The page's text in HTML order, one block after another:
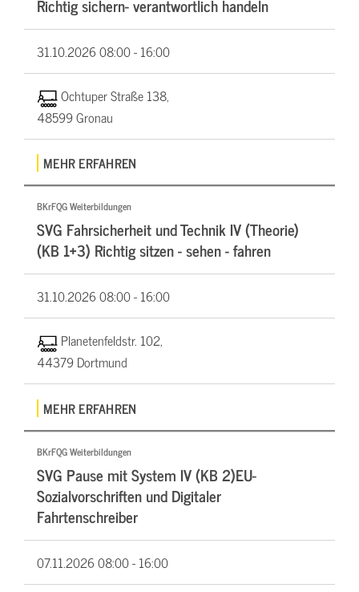
Richtig sichern- verantwortlich handeln
31.10.202608:00 - 16:00
Ochtuper Straße 138,
48599 Gronau
MEHR ERFAHREN
BKrFQG Weiterbildungen
SVG Fahrsicherheit und Technik IV (Theorie)
(KB 1+3) Richtig sitzen - sehen - fahren
31.10.202608:00 - 16:00
Planetenfeldstr. 102,
44379 Dortmund
MEHR ERFAHREN
BKrFQG Weiterbildungen
SVG Pause mit System IV (KB 2)EU-
Sozialvorschriften und Digitaler
Fahrtenschreiber
07.11.202608:00 - 16:00